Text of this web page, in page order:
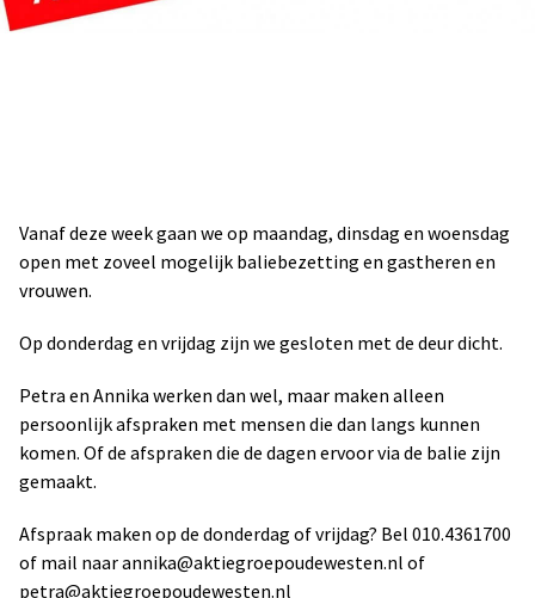
Vanaf deze week gaan we op maandag, dinsdag en woensdag
open met zoveel mogelijk baliebezetting en gastheren en
vrouwen.
Op donderdag en vrijdag zijn we gesloten met de deur dicht.
Petra en Annika werken dan wel, maar maken alleen
persoonlijk afspraken met mensen die dan langs kunnen
komen. Of de afspraken die de dagen ervoor via de balie zijn
gemaakt.
Afspraak maken op de donderdag of vrijdag? Bel 010.4361700
of mail naar annika@aktiegroepoudewesten.nl of
petra@aktiegroepoudewesten.nl